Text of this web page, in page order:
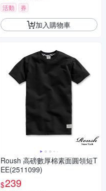
活動 券
加入購物車
Roush 高磅數厚棉素面圓領短T
EE(2511099)
$239